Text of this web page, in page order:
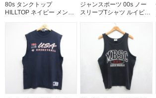
80s タンクトップ
HILLTOP ネイビー メンズ
ジャンスポーツ 00s ノー
スリーブTシャツ ルイビル
M相当 | 古着